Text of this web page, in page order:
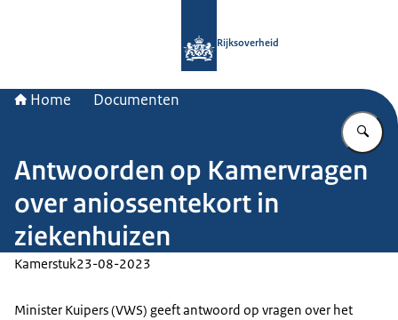
Rijksoverheid
Home Documenten
Antwoorden op Kamervragen
over aniossentekort in
ziekenhuizen
Kamerstuk23-08-2023
Minister Kuipers (VWS) geeft antwoord op vragen over het